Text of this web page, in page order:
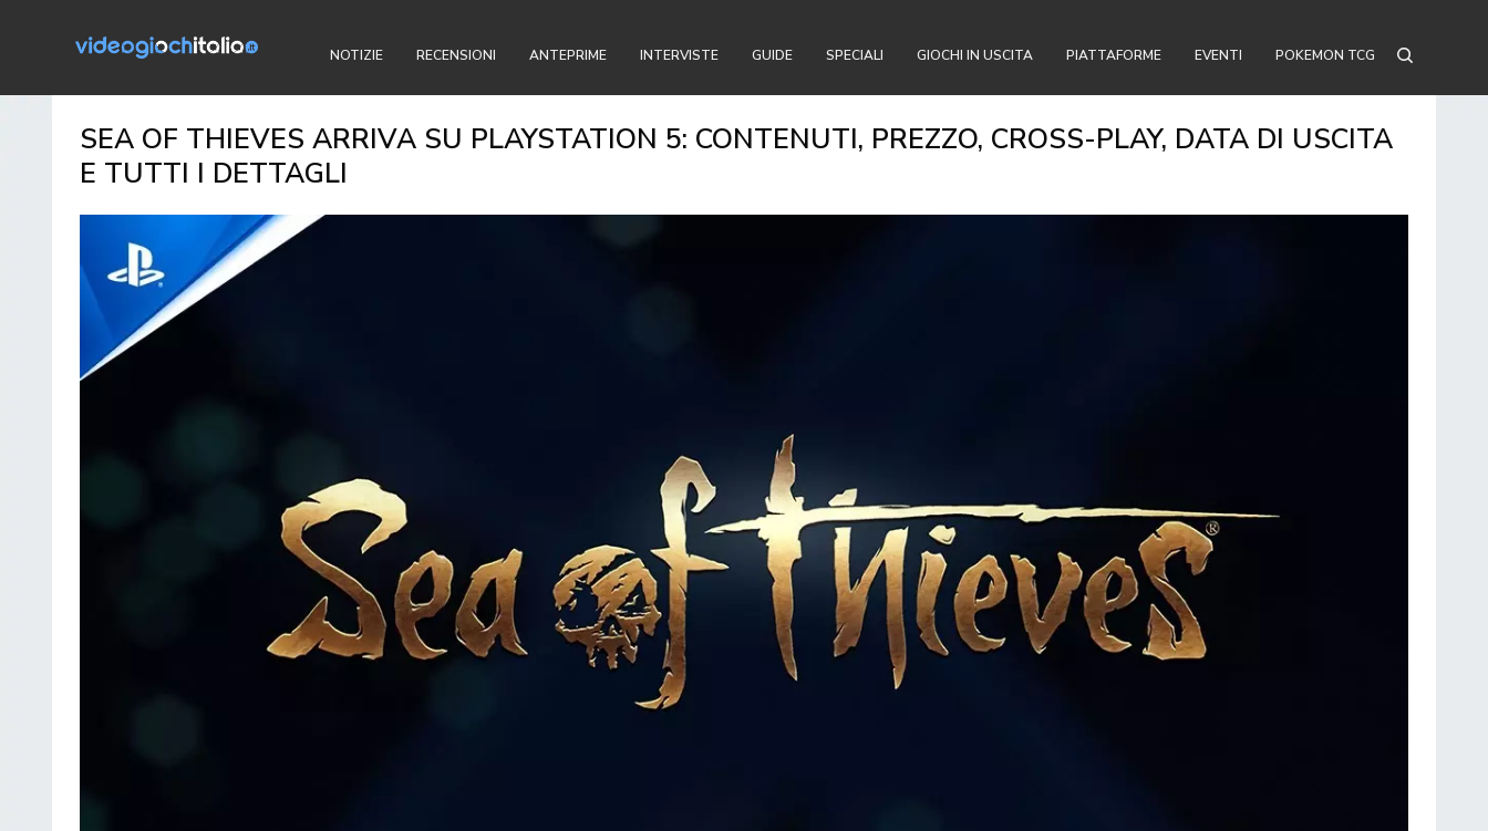
NOTIZIE RECENSIONI ANTEPRIME INTERVISTE GUIDE SPECIALI GIOCHI IN USCITA PIATTAFORME EVENTI POKEMON TCG
SEA OF THIEVES ARRIVA SU PLAYSTATION 5: CONTENUTI, PREZZO, CROSS-PLAY, DATA DI USCITA
E TUTTI I DETTAGLI